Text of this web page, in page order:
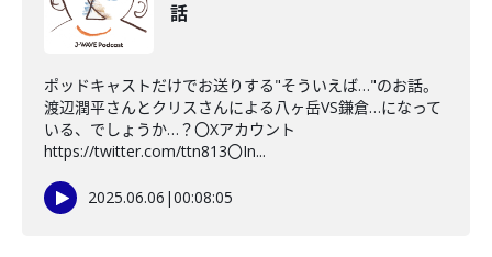
話
ポッドキャストだけでお送りする"そういえば…"のお話。
渡辺潤平さんとクリスさんによる八ヶ岳VS鎌倉…になって
いる、でしょうか…？〇Xアカウント
https://twitter.com/ttn813〇In...
2025.06.06 |00:08:05